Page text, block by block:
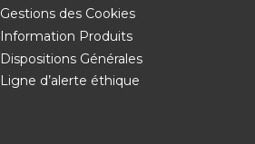
Gestions des Cookies
Information Produits
Dispositions Générales
Ligne d’alerte éthique